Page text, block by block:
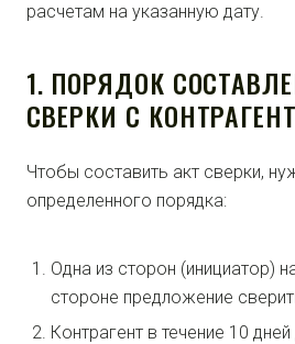
расчетам на указанную дату.
1. ПОРЯДОК
СВЕРКИ С
Чтобы составить акт сверки,
определенного порядка:
Одна из сторон (инициатор)
стороне предложение
Контрагент в течение 10